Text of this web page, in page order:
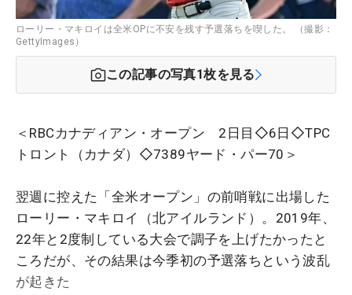
ローリー・マキロイは全米OPに不安を残す予選落ちを喫した。 （撮影：
GettyImages）
この記事の写真1枚を見る
＜RBCカナディアン・オープン 2日目◇6日◇TPC
トロント（カナダ）◇7389ヤード・パー70＞
翌週に控えた「全米オープン」の前哨戦に出場した
ローリー・マキロイ（北アイルランド）。2019年、
22年と2度制している大会で調子を上げたかったと
ころだが、その結果は今季初の予選落ちという波乱
が起きた